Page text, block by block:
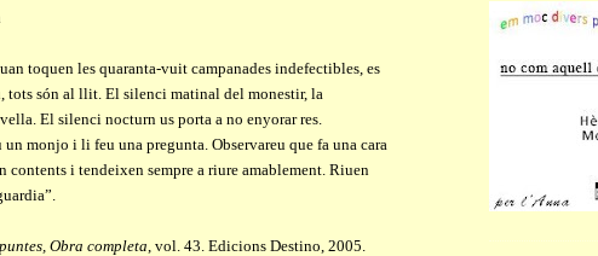
toquen les quaranta-vuit campanades indefectibles, es
tots són al llit. El silenci matinal del monestir, la
El silenci nocturn us porta a no enyorar res.
monjo i li feu una pregunta. Observareu que fa una cara
contents i tendeixen sempre a riure amablement. Riuen
Obra completa , vol. 43. Edicions Destino, 2005.